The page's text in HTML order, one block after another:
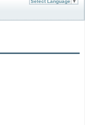
Select Language ▼